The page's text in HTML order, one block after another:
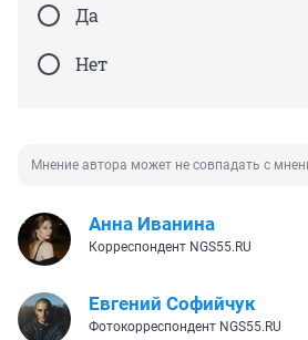
Да
Нет
Мнение автора может не совпадать с
Анна Иванина
Корреспондент NGS55.RU
Евгений Софийчук
Фотокорреспондент NGS55.RU